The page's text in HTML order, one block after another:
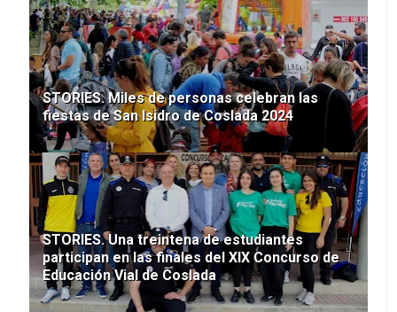
STORIES. Miles de personas celebran las
fiestas de San Isidro de Coslada 2024
STORIES. Una treintena de estudiantes
participan en las finales del XIX Concurso de
Educación Vial de Coslada